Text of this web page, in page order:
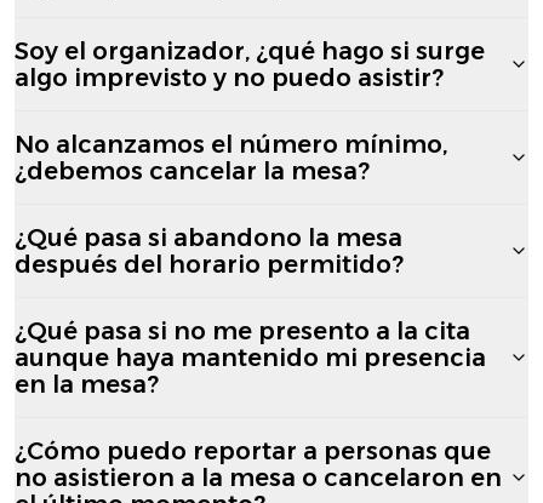
Soy el organizador, ¿qué hago si surge
algo imprevisto y no puedo asistir?
No alcanzamos el número mínimo,
¿debemos cancelar la mesa?
¿Qué pasa si abandono la mesa
después del horario permitido?
¿Qué pasa si no me presento a la cita
aunque haya mantenido mi presencia
en la mesa?
¿Cómo puedo reportar a personas que
no asistieron a la mesa o cancelaron en